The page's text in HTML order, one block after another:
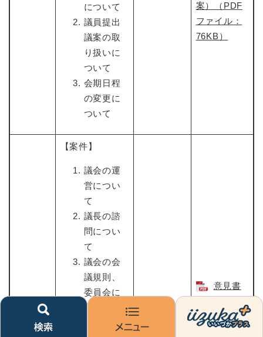
について
議員提出
議案の取
り扱いに
ついて
会期日程
の変更に
ついて
案）（PDF
ファイル：
76KB）
【案件】
議会の運
営につい
て
議長の諮
問につい
て
議会の会
議規則、
委員会に
関する条
例等につ
意見書
ァイル：
305KB）